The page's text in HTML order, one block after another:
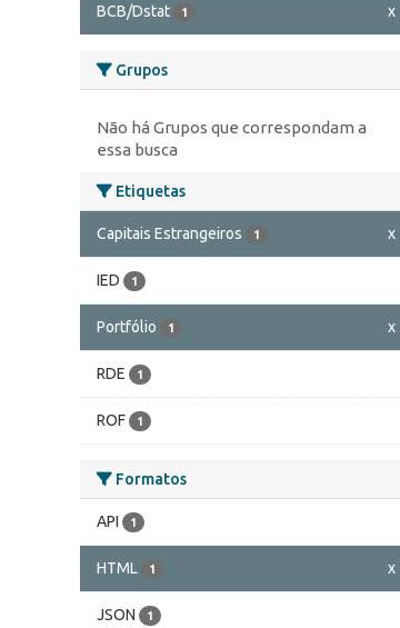
BCB/Dstat 1 x
Grupos
Não há Grupos que correspondam a
essa busca
Etiquetas
Capitais Estrangeiros 1 x
IED 1
Portfólio 1 x
RDE 1
ROF 1
Formatos
API 1
HTML 1 x
JSON 1